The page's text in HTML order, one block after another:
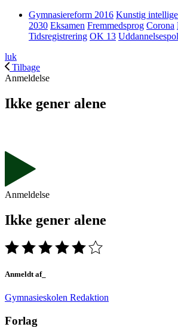
Gymnasiereform 2016 Kunstig
2030 Eksamen Fremmedsprog Corona
Tidsregistrering OK 13
luk
Tilbage
Anmeldelse
Ikke gener alene
Anmeldelse
Ikke gener alene
Anmeldt af_
Gymnasieskolen Redaktion
Forlag